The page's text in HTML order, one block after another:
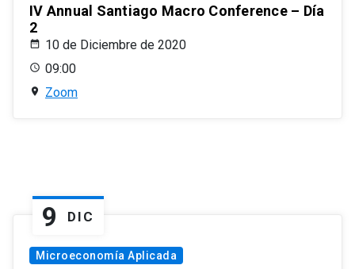
IV Annual Santiago Macro Conference – Día
2
10 de Diciembre de 2020
09:00
Zoom
9 DIC
Microeconomía Aplicada